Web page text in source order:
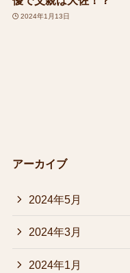
2024年1月13日
アーカイブ
2024年5月
2024年3月
2024年1月